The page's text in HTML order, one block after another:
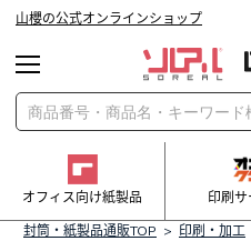
山櫻の公式オンラインショップ
オフィス向け紙製品 印刷サ
封筒・紙製品通販TOP > 印刷・加工